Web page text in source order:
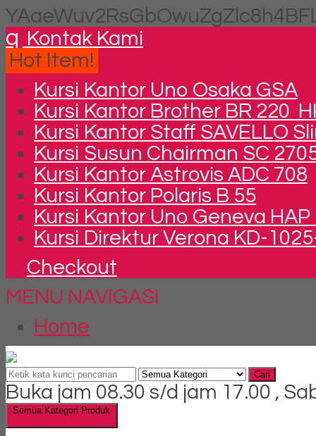
q Kontak Kami
Hot Item!
Kursi Kantor Uno Osaka GSA
Kursi Kantor Brother BR 220
Kursi Kantor Staff SAVELLO
Kursi Susun Chairman SC
Kursi Kantor Astrovis ADC 708
Kursi Kantor Polaris B 55
Kursi Kantor Uno Geneva HAP
Kursi Direktur Verona KD-
Checkout
MENU NAVIGASI
Home
Cari
Buka jam 08.30 s/d jam 17.00 ,
Semua Kategori Produk